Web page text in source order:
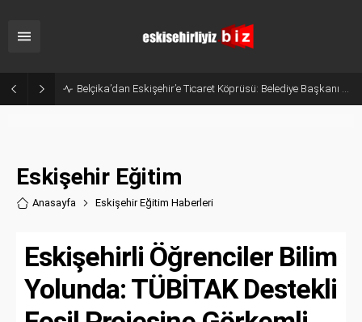
Eskişehir’in Gururu Elif Ertek Millî Takım Kampına Davet Edildi!
Eskişehir Eğitim
Anasayfa Eskişehir Eğitim Haberleri
Eskişehirli Öğrenciler Bilim
Yolunda: TÜBİTAK Destekli